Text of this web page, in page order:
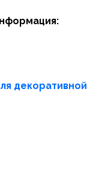
декоративной